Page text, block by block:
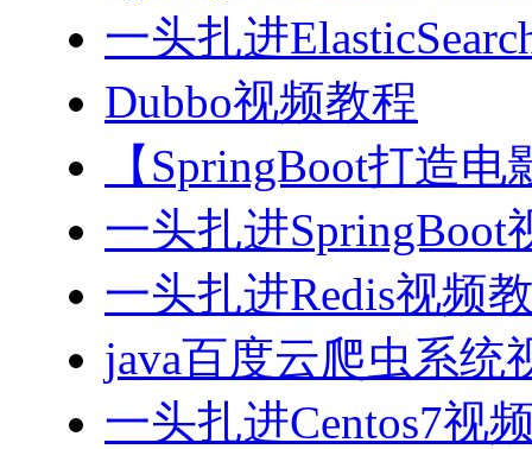
一头扎进
Dubbo视频教程
【SpringBoot打造
一头扎进SpringBoot
一头扎进Redis视频
java百度云爬虫系统
一头扎进Centos7视